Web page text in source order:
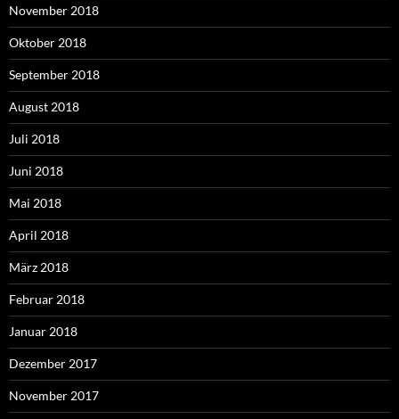
November 2018
Oktober 2018
September 2018
August 2018
Juli 2018
Juni 2018
Mai 2018
April 2018
März 2018
Februar 2018
Januar 2018
Dezember 2017
November 2017